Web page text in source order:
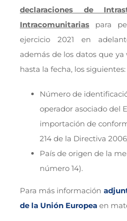
declaraciones de
Intracomunitarias para
ejercicio 2021 en
además de los datos que
hasta la fecha, los siguientes:
Número de
operador asociado del
importación de
214 de la Directiva
País de origen de la
número 14).
Para más información
de la Unión Europea en